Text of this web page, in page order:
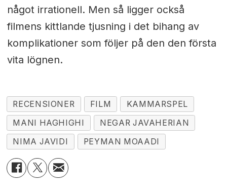
något irrationell. Men så ligger också
filmens kittlande tjusning i det bihang av
komplikationer som följer på den den första
vita lögnen.
RECENSIONER FILM
KAMMARSPEL
MANI HAGHIGHI
NEGAR JAVAHERIAN
NIMA JAVIDI
PEYMAN MOAADI